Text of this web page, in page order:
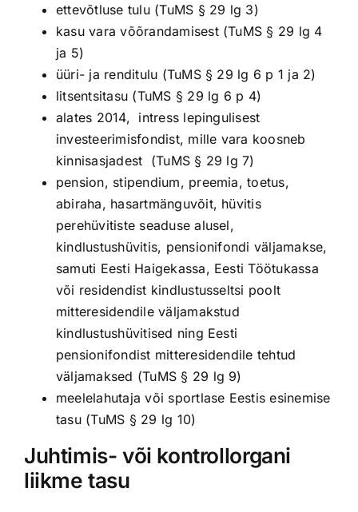
ettevõtluse tulu (TuMS § 29 lg 3)
kasu vara võõrandamisest (TuMS § 29 lg 4
ja 5)
üüri- ja renditulu (TuMS § 29 lg 6 p 1 ja 2)
litsentsitasu (TuMS § 29 lg 6 p 4)
alates 2014, intress lepingulisest
investeerimisfondist, mille vara koosneb
kinnisasjadest (TuMS § 29 lg 7)
pension, stipendium, preemia, toetus,
abiraha, hasartmänguvõit, hüvitis
perehüvitiste seaduse alusel,
kindlustushüvitis, pensionifondi väljamakse,
samuti Eesti Haigekassa, Eesti Töötukassa
või residendist kindlustusseltsi poolt
mitteresidendile väljamakstud
kindlustushüvitised ning Eesti
pensionifondist mitteresidendile tehtud
väljamaksed (TuMS § 29 lg 9)
meelelahutaja või sportlase Eestis esinemise
tasu (TuMS § 29 lg 10)
Juhtimis- või kontrollorgani
liikme tasu